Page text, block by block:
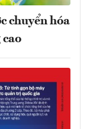
chuyển hóa